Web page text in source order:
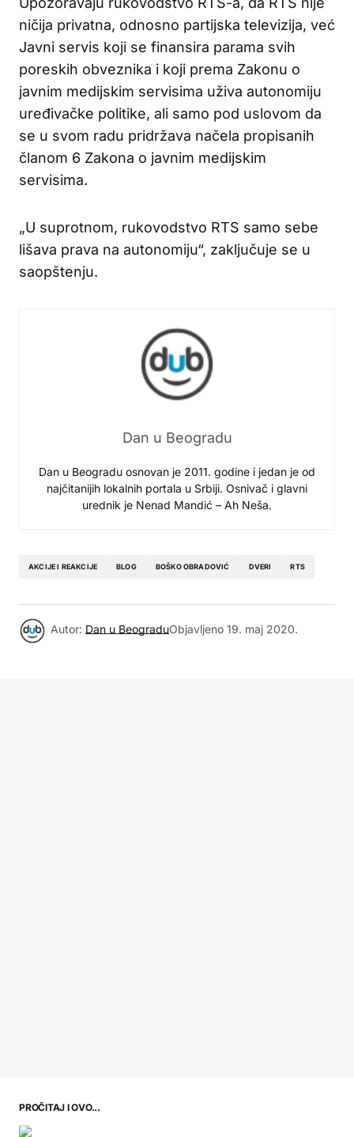
ničija privatna, odnosno partijska televizija, već
Javni servis koji se finansira parama svih
poreskih obveznika i koji prema Zakonu o
javnim medijskim servisima uživa autonomiju
uređivačke politike, ali samo pod uslovom da
se u svom radu pridržava načela propisanih
članom 6 Zakona o javnim medijskim
servisima.
„U suprotnom, rukovodstvo RTS samo sebe
lišava prava na autonomiju“, zaključuje se u
saopštenju.
Dan u Beogradu
Dan u Beogradu osnovan je 2011. godine i jedan je od
najčitanijih lokalnih portala u Srbiji. Osnivač i glavni
urednik je Nenad Mandić – Ah Neša.
AKCIJE I REAKCIJE BLOG BOŠKO OBRADOVIĆ DVERI RTS
Autor: Dan u BeograduObjavljeno 19. maj 2020.
PROČITAJ I OVO...